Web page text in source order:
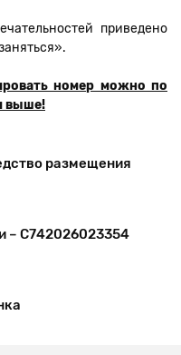
приведено
номер можно по
выше!
размещения
– С742026023354